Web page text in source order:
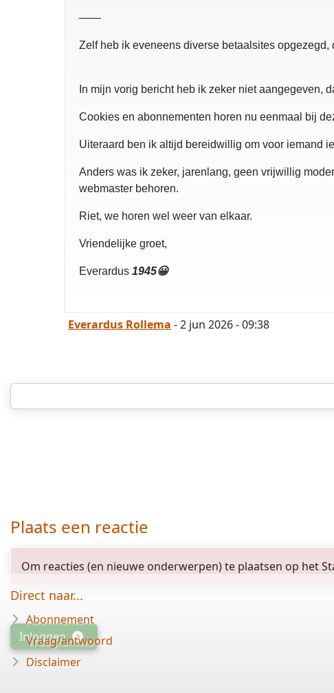
——
Zelf heb ik eveneens diverse betaalsites
In mijn vorig bericht heb ik zeker niet aangegeven,
Cookies en abonnementen horen nu eenmaal bij
Uiteraard ben ik altijd bereidwillig om voor iemand
Anders was ik zeker, jarenlang, geen vrijwillig
webmaster behoren.
Riet, we horen wel weer van elkaar.
Vriendelijke groet,
Everardus 1945😀
Everardus Rollema - 2 jun 2026 - 09:38
Plaats een reactie
Om reacties (en nieuwe onderwerpen) te plaatsen op het
Inloggen
Direct naar...
Abonnement
Vraag/antwoord
Disclaimer